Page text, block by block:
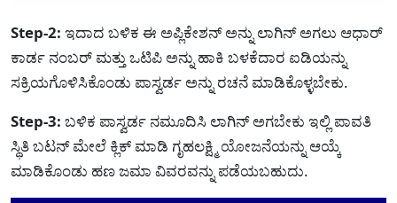
Step-2: ಇದಾದ ಬಳಿಕ ಈ ಅಪ್ಲಿಕೇಶನ್ ಅನ್ನು ಲಾಗಿನ್ ಅಗಲು ಆಧಾರ್
ಕಾರ್ಡ ನಂಬರ್ ಮತ್ತು ಒಟಿಪಿ ಅನ್ನು ಹಾಕಿ ಬಳಕೆದಾರ ಐಡಿಯನ್ನು
ಸಕ್ರಿಯಗೊಳಿಸಿಕೊಂಡು ಪಾಸ್ವರ್ಡ ಅನ್ನು ರಚನೆ ಮಾಡಿಕೊಳ್ಳಬೇಕು.
Step-3: ಬಳಿಕ ಪಾಸ್ವರ್ಡ ನಮೂದಿಸಿ ಲಾಗಿನ್ ಅಗಬೇಕು ಇಲ್ಲಿ ಪಾವತಿ
ಸ್ಥಿತಿ ಬಟನ್ ಮೇಲೆ ಕ್ಲಿಕ್ ಮಾಡಿ ಗೃಹಲಕ್ಷ್ಮಿ ಯೋಜನೆಯನ್ನು ಆಯ್ಕೆ
ಮಾಡಿಕೊಂಡು ಹಣ ಜಮಾ ವಿವರವನ್ನು ಪಡೆಯಬಹುದು.